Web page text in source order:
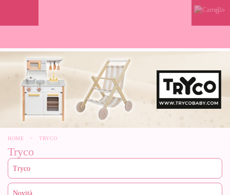
0
HOME > TRYCO
Tryco